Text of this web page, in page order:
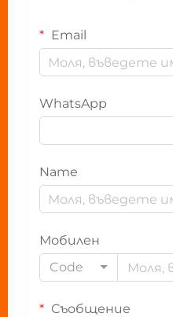
Email
WhatsApp
Name
Мобилен
Code
Съобщение